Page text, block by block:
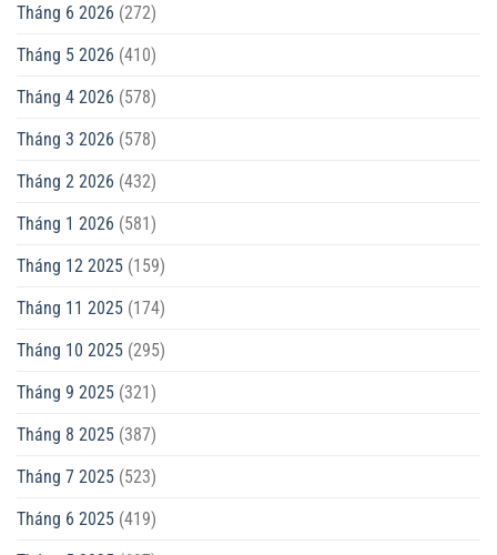
Tháng 6 2026 (272)
Tháng 5 2026 (410)
Tháng 4 2026 (578)
Tháng 3 2026 (578)
Tháng 2 2026 (432)
Tháng 1 2026 (581)
Tháng 12 2025 (159)
Tháng 11 2025 (174)
Tháng 10 2025 (295)
Tháng 9 2025 (321)
Tháng 8 2025 (387)
Tháng 7 2025 (523)
Tháng 6 2025 (419)